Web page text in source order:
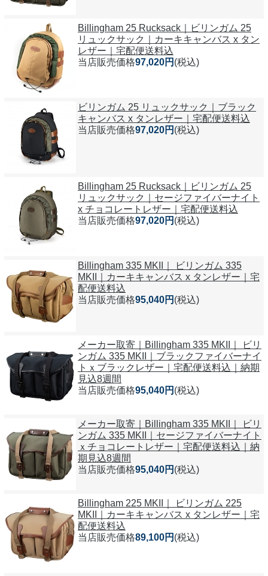
Billingham 25 Rucksack｜ビリンガム 25
リュックサック｜カーキキャンバス x タン
レザー｜宅配便送料込
当店販売価格97,020円 (税込)
ビリンガム 25 リュックサック｜ブラック
キャンバス x タンレザー｜宅配便送料込
当店販売価格97,020円 (税込)
Billingham 25 Rucksack｜ビリンガム 25
リュックサック｜セージファイバーナイト
x チョコレートレザー｜宅配便送料込
当店販売価格97,020円 (税込)
Billingham 335 MKII｜ ビリンガム 335
MKII｜カーキキャンバス x タンレザー｜宅
配便送料込
当店販売価格95,040円 (税込)
メーカー取寄｜Billingham 335 MKII｜ ビリ
ンガム 335 MKII｜ブラックファイバーナイ
トｘブラックレザー｜宅配便送料込｜納期
見込8週間
当店販売価格95,040円 (税込)
メーカー取寄｜Billingham 335 MKII｜ ビリ
ンガム 335 MKII｜セージファイバーナイト
ｘチョコレートレザー｜宅配便送料込｜納
期見込8週間
当店販売価格95,040円 (税込)
Billingham 225 MKII｜ ビリンガム 225
MKII｜カーキキャンバス x タンレザー｜宅
配便送料込
当店販売価格89,100円 (税込)